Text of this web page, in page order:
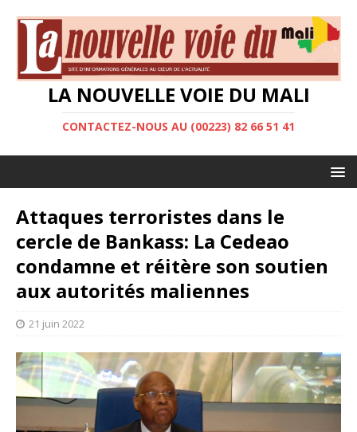
LA NOUVELLE VOIE DU MALI
CONTACTEZ-NOUS AU (00223) 82 66 51 41
Attaques terroristes dans le
cercle de Bankass: La Cedeao
condamne et réitère son soutien
aux autorités maliennes
21 juin 2022